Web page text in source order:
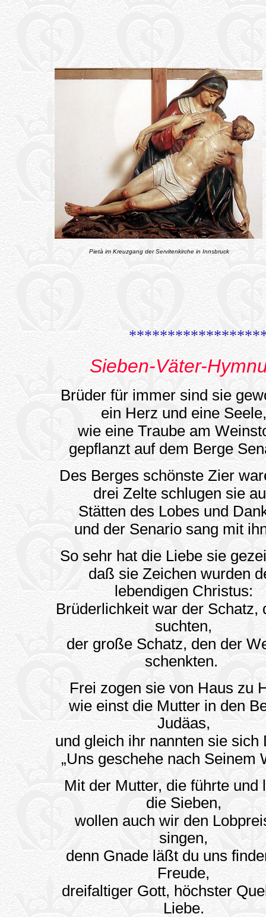
Pietà im Kreuzgang der Servitenkirche in Innsbruck
Sieben-Väter-
Brüder für immer sind sie
ein Herz und eine Seele,
wie eine Traube am
gepflanzt auf dem Berge
Des Berges schönste Zier
drei Zelte schlugen sie
Stätten des Lobes und
und der Senario sang mit
So sehr hat die Liebe sie
daß sie Zeichen wurden
lebendigen Christus:
Brüderlichkeit war der Schatz,
suchten,
der große Schatz, den der
schenkten.
Frei zogen sie von Haus zu
wie einst die Mutter in den
Judäas,
und gleich ihr nannten sie sich
„Uns geschehe nach Seinem
Mit der Mutter, die führte und
die Sieben,
wollen auch wir den
singen,
denn Gnade läßt du uns
Freude,
dreifaltiger Gott, höchster
Liebe.